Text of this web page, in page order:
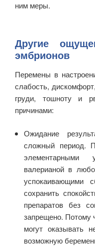
ним меры.
Другие
эмбрионов
Перемены в
слабость,
груди, тошноту и
причинами:
Ожидание
сложный период.
элементарными
валерианой в
успокаивающими
сохранить
препаратов без
запрещено. Потому
могут оказывать
возможную